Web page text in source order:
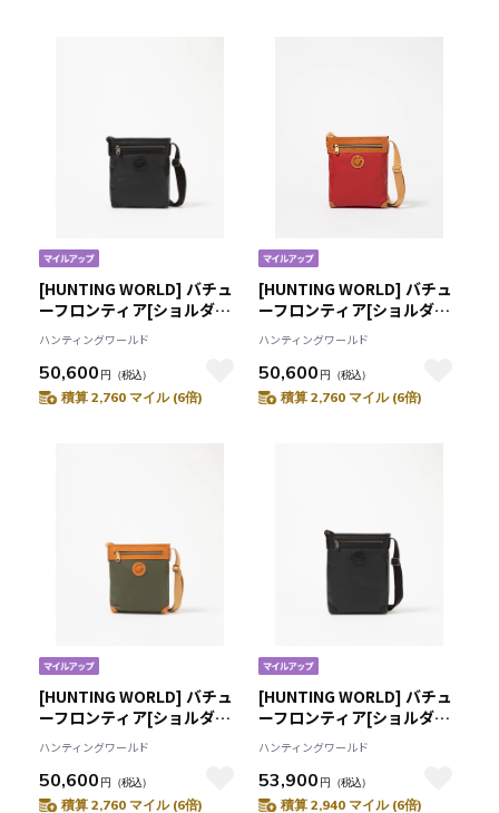
[HUNTING WORLD] バチュ
ーフロンティア[ショルダー
バッグS 2370BFR]ブラック
6109092308
ハンティングワールド
50,600 円 （税込）
積算 2,760 マイル (6倍)
[HUNTING WORLD] バチュ
ーフロンティア[ショルダー
バッグS 2370BFR]レッド
6109090615
ハンティングワールド
50,600 円 （税込）
積算 2,760 マイル (6倍)
[HUNTING WORLD] バチュ
ーフロンティア[ショルダー
バッグS 2370BFR]グリーン
6109090655
ハンティングワールド
50,600 円 （税込）
積算 2,760 マイル (6倍)
[HUNTING WORLD] バチュ
ーフロンティア[ショルダー
バッグM 2348BFR]ブラック
6109091908
ハンティングワールド
53,900 円 （税込）
積算 2,940 マイル (6倍)